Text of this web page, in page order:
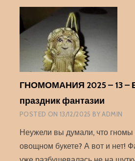
ГНОМОМАНИЯ 2025 – 13 –
праздник фантазии
POSTED ON 13/12/2025 BYADMIN
Неужели вы думали, что гномы
овощном букете? А вот и нет!